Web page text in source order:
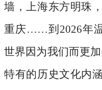
墙，上海东方明珠
重庆……到2026年
世界因为我们而更
特有的历史文化内